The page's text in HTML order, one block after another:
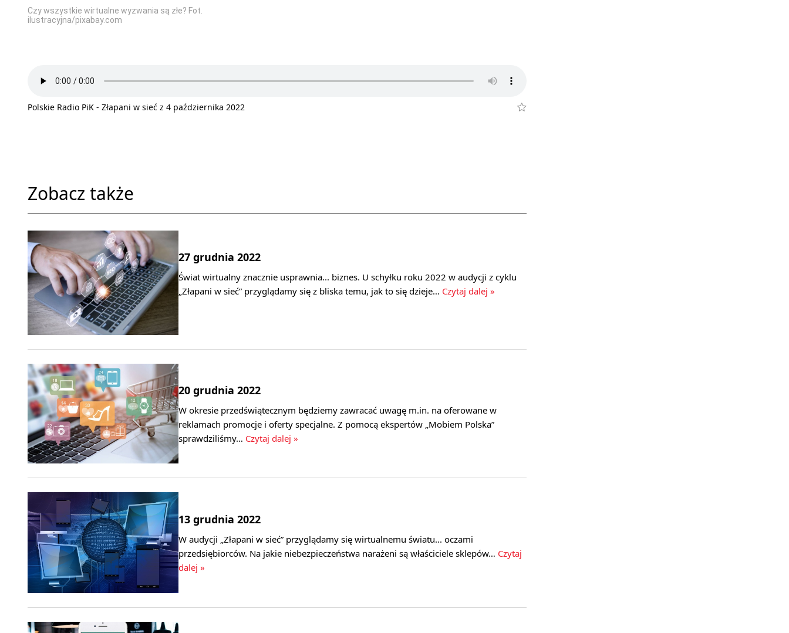
Czy wszystkie wirtualne wyzwania są złe? Fot.
ilustracyjna/pixabay.com
Polskie Radio PiK - Złapani w sieć z 4 października 2022
Zobacz także
27 grudnia 2022
Świat wirtualny znacznie usprawnia... biznes. U schyłku roku 2022 w audycji z cyklu
„Złapani w sieć” przyglądamy się z bliska temu, jak to się dzieje… Czytaj dalej »
20 grudnia 2022
W okresie przedświątecznym będziemy zawracać uwagę m.in. na oferowane w
reklamach promocje i oferty specjalne. Z pomocą ekspertów „Mobiem Polska”
sprawdziliśmy… Czytaj dalej »
13 grudnia 2022
W audycji „Złapani w sieć” przyglądamy się wirtualnemu światu... oczami
przedsiębiorców. Na jakie niebezpieczeństwa narażeni są właściciele sklepów… Czytaj
dalej »